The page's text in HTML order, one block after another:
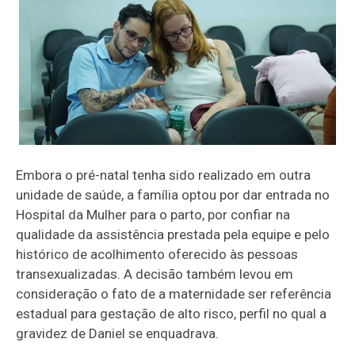
Embora o pré-natal tenha sido realizado em outra
unidade de saúde, a família optou por dar entrada no
Hospital da Mulher para o parto, por confiar na
qualidade da assistência prestada pela equipe e pelo
histórico de acolhimento oferecido às pessoas
transexualizadas. A decisão também levou em
consideração o fato de a maternidade ser referência
estadual para gestação de alto risco, perfil no qual a
gravidez de Daniel se enquadrava.